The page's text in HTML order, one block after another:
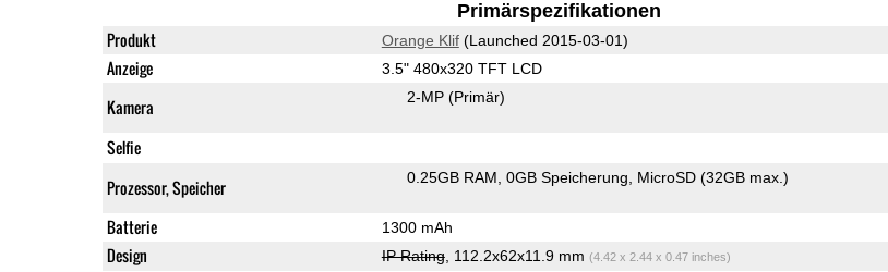
Primärspezifikationen
Produkt Orange Klif(Launched 2015-03-01)
Anzeige 3.5" 480x320 TFT LCD
Kamera 2-MP (Primär)
Selfie
Prozessor, Speicher
0.25GB RAM 0GB Speicherung MicroSD (32GB max.)
Batterie 1300 mAh
Design IP Rating, 112.2x62x11.9 mm (4.42 x 2.44 x 0.47 inches)